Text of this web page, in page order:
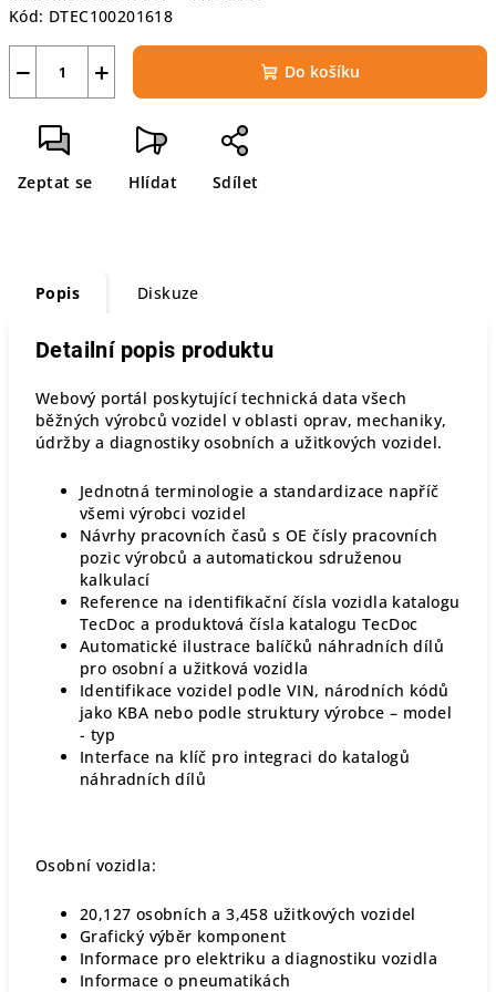
Kód: DTEC100201618
+
− Do košíku
Zeptat se Hlídat Sdílet
Popis Diskuze
Detailní popis produktu
Webový portál poskytující technická data všech
běžných výrobců vozidel v oblasti oprav, mechaniky,
údržby a diagnostiky osobních a užitkových vozidel.
Jednotná terminologie a standardizace napříč
všemi výrobci vozidel
Návrhy pracovních časů s OE čísly pracovních
pozic výrobců a automatickou sdruženou
kalkulací
Reference na identifikační čísla vozidla katalogu
TecDoc a produktová čísla katalogu TecDoc
Automatické ilustrace balíčků náhradních dílů
pro osobní a užitková vozidla
Identifikace vozidel podle VIN, národních kódů
jako KBA nebo podle struktury výrobce – model
- typ
Interface na klíč pro integraci do katalogů
náhradních dílů
Osobní vozidla:
20,127 osobních a 3,458 užitkových vozidel
Grafický výběr komponent
Informace pro elektriku a diagnostiku vozidla
Informace o pneumatikách